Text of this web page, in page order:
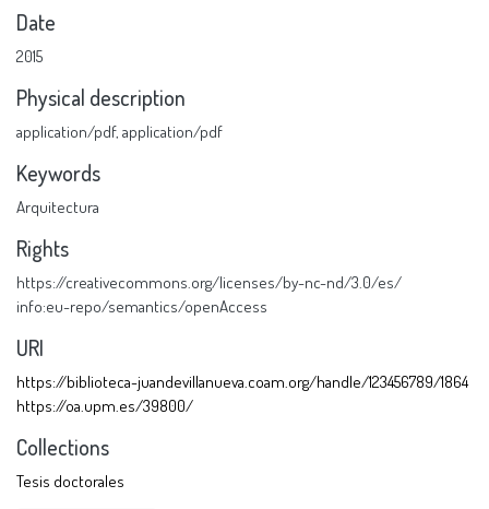
Date
2015
Physical description
application/pdf, application/pdf
Keywords
Arquitectura
Rights
https://creativecommons.org/licenses/by-nc-nd/3.0/es/
info:eu-repo/semantics/openAccess
URI
https://biblioteca-juandevillanueva.coam.org/handle/123456789/1864
https://oa.upm.es/39800/
Collections
Tesis doctorales